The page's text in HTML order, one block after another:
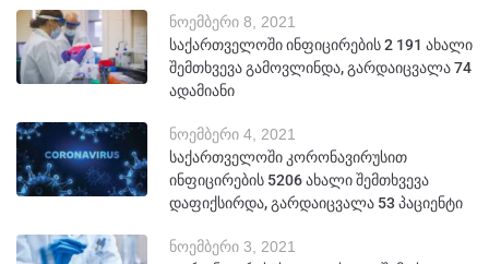
ნოემბერი 8, 2021
საქართველოში ინფიცირების 2 191 ახალი
შემთხვევა გამოვლინდა, გარდაიცვალა 74
ადამიანი
ნოემბერი 4, 2021
საქართველოში კორონავირუსით
ინფიცირების 5206 ახალი შემთხვევა
დაფიქსირდა, გარდაიცვალა 53 პაციენტი
ნოემბერი 3, 2021